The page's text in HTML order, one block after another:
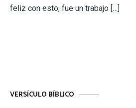
feliz con esto, fue un trabajo […]
VERSÍCULO BÍBLICO